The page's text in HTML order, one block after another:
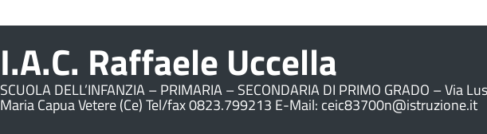
I.A.C. Raffaele Uccella
SCUOLA DELL’INFANZIA – PRIMARIA – SECONDARIA DI PRIMO GRADO – Via
Maria Capua Vetere (Ce) Tel/fax 0823.799213 E-Mail: ceic83700n@istruzione.it